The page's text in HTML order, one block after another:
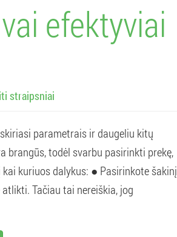
efektyviai
straipsniai
parametrais ir daugeliu kitų
brangūs, todėl svarbu pasirinkti prekę,
kuriuos dalykus: ● Pasirinkote šakinį
Tačiau tai nereiškia, jog